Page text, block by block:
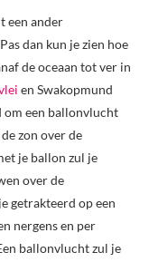
een ander
dan kun je zien hoe
de oceaan tot ver in
en Swakopmund
om een ballonvlucht
zon over de
je ballon zul je
over de
getrakteerd op een
nergens en per
ballonvlucht zul je